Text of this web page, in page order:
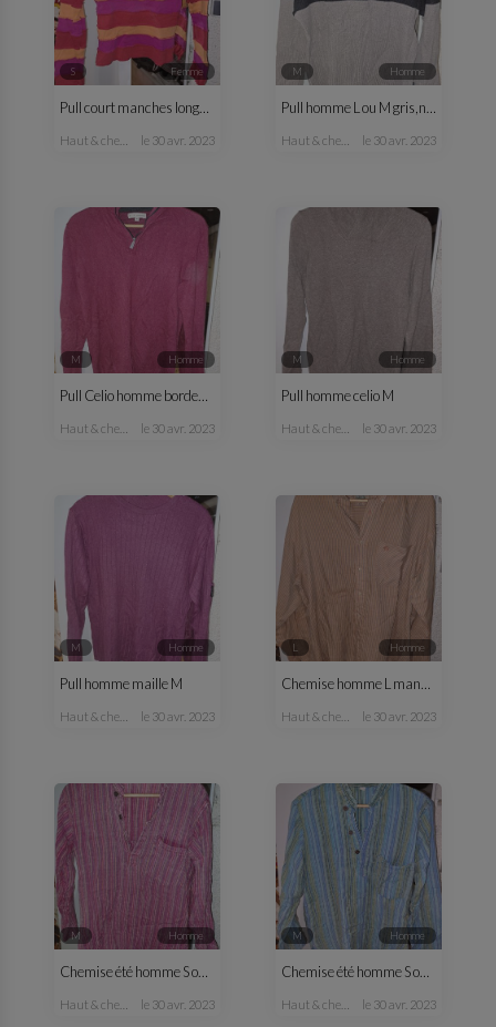
S femme
Pull court manches longues fantaisie femme
haut & chemisier le 30 avr. 2023
M homme
Pull homme L ou M gris,noir
haut & chemise le 30 avr. 2023
M homme
Pull Celio homme bordeaux M
haut & chemise le 30 avr. 2023
M homme
Pull homme celio M
haut & chemise le 30 avr. 2023
M homme
Pull homme maille M
haut & chemise le 30 avr. 2023
L homme
Chemise homme L manches longues
haut & chemise le 30 avr. 2023
M homme
Chemise été homme S ou M rose
haut & chemise le 30 avr. 2023
M homme
Chemise été homme S ou M bleu vert
haut & chemise le 30 avr. 2023